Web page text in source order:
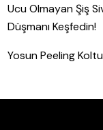
Ucu Olmayan Şiş
Düşmanı Keşfedin!
Yosun Peeling